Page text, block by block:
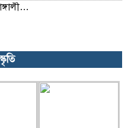
অজগর, সেগুনকাঠ আর